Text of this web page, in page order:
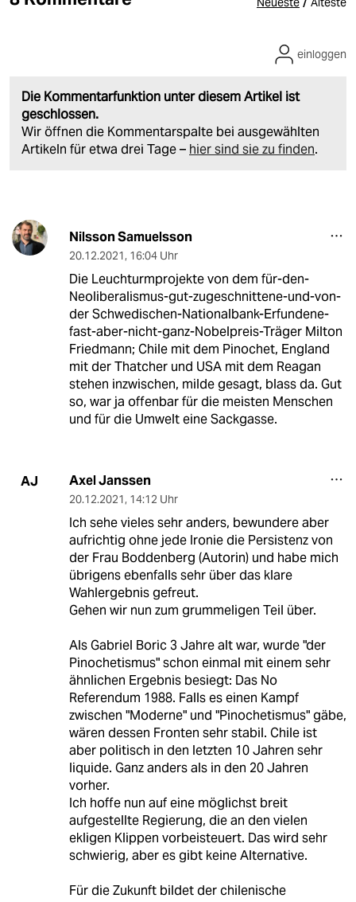
Die Kommentarfunktion unter diesem Artikel ist
geschlossen.
Wir öffnen die Kommentarspalte bei ausgewählten
Artikeln für etwa drei Tage – hier sind sie zu finden.
einloggen
Nilsson Samuelsson
20.12.2021, 16:04 Uhr
Die Leuchturmprojekte von dem für-den-
Neoliberalismus-gut-zugeschnittene-und-von-
der Schwedischen-Nationalbank-Erfundene-
fast-aber-nicht-ganz-Nobelpreis-Träger Milton
Friedmann; Chile mit dem Pinochet, England
mit der Thatcher und USA mit dem Reagan
stehen inzwischen, milde gesagt, blass da. Gut
so, war ja offenbar für die meisten Menschen
und für die Umwelt eine Sackgasse.
AJ Axel Janssen
20.12.2021, 14:12 Uhr
Ich sehe vieles sehr anders, bewundere aber
aufrichtig ohne jede Ironie die Persistenz von
der Frau Boddenberg (Autorin) und habe mich
übrigens ebenfalls sehr über das klare
Wahlergebnis gefreut.
Gehen wir nun zum grummeligen Teil über.
Als Gabriel Boric 3 Jahre alt war, wurde "der
Pinochetismus" schon einmal mit einem sehr
ähnlichen Ergebnis besiegt: Das No
Referendum 1988. Falls es einen Kampf
zwischen "Moderne" und "Pinochetismus" gäbe,
wären dessen Fronten sehr stabil. Chile ist
aber politisch in den letzten 10 Jahren sehr
liquide. Ganz anders als in den 20 Jahren
vorher.
Ich hoffe nun auf eine möglichst breit
aufgestellte Regierung, die an den vielen
ekligen Klippen vorbeisteuert. Das wird sehr
schwierig, aber es gibt keine Alternative.
Für die Zukunft bildet der chilenische